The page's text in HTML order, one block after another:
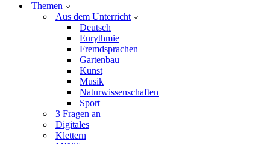
Themen
Aus dem Unterricht
Deutsch
Eurythmie
Fremdsprachen
Gartenbau
Kunst
Musik
Naturwissenschaften
Sport
3 Fragen an
Digitales
Klettern